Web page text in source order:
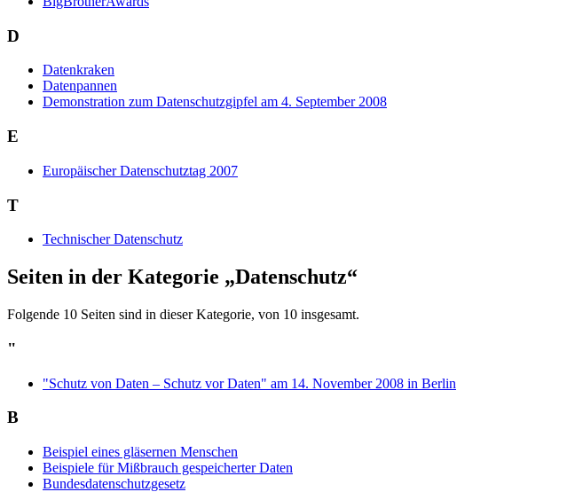
D
Datenkraken
Datenpannen
Demonstration zum Datenschutzgipfel am 4. September 2008
E
Europäischer Datenschutztag 2007
T
Technischer Datenschutz
Seiten in der Kategorie „Datenschutz“
Folgende 10 Seiten sind in dieser Kategorie, von 10 insgesamt.
"
"Schutz von Daten – Schutz vor Daten" am 14. November 2008 in Berlin
B
Beispiel eines gläsernen Menschen
Beispiele für Mißbrauch gespeicherter Daten
Bundesdatenschutzgesetz